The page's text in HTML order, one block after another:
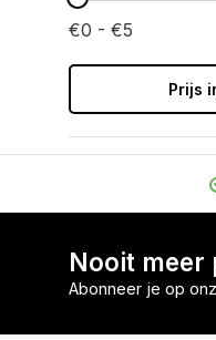
€0 - €5
Prijs
Nooit meer
Abonneer je op